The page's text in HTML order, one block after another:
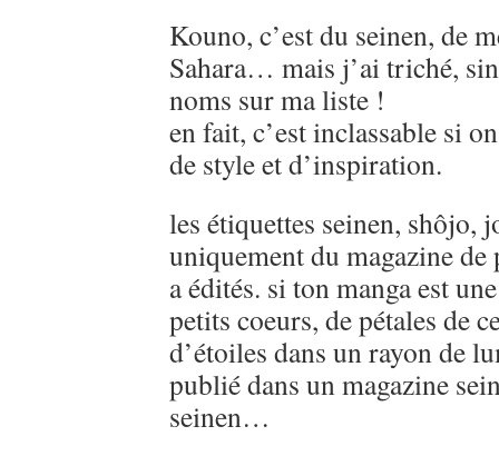
Kouno, c’est du seinen, de
Sahara… mais j’ai triché,
noms sur ma liste !
en fait, c’est inclassable si
de style et d’inspiration.
les étiquettes seinen, shôjo,
uniquement du magazine
a édités. si ton manga est
petits coeurs, de pétales de
d’étoiles dans un rayon de
publié dans un magazine
seinen…